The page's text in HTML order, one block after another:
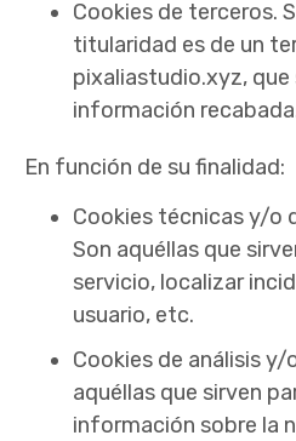
Cookies de terceros.
titularidad es de un
pixaliastudio.xyz,
información
En función de su finalidad:
Cookies técnicas y/o
Son aquéllas que
servicio, localizar
usuario, etc.
Cookies de análisis
aquéllas que sirven
información sobre la